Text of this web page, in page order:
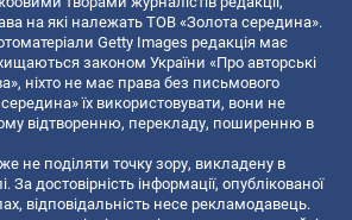
на які належать ТОВ «Золота середина».
Getty Images редакція має
законом України «Про авторські
ніхто не має права без письмового
їх використовувати, вони не
відтворенню, перекладу, поширенню в
не поділяти точку зору, викладену в
За достовірність інформації, опублікованої
відповідальність несе рекламодавець.